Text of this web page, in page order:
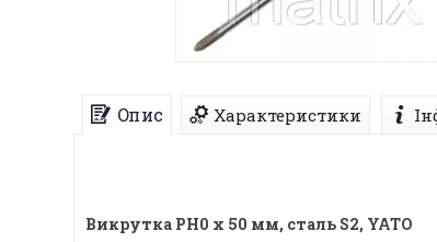
Опис Характеристики
Викрутка PH0 х 50 мм, сталь S2, YATO